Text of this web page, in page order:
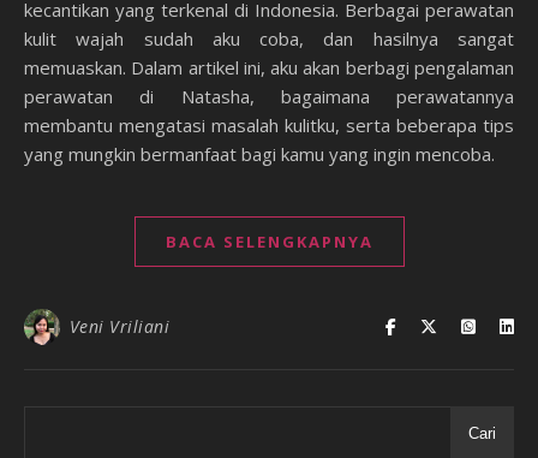
kecantikan yang terkenal di Indonesia. Berbagai perawatan
kulit wajah sudah aku coba, dan hasilnya sangat
memuaskan. Dalam artikel ini, aku akan berbagi pengalaman
perawatan di Natasha, bagaimana perawatannya
membantu mengatasi masalah kulitku, serta beberapa tips
yang mungkin bermanfaat bagi kamu yang ingin mencoba.
BACA SELENGKAPNYA
Veni Vriliani
Cari